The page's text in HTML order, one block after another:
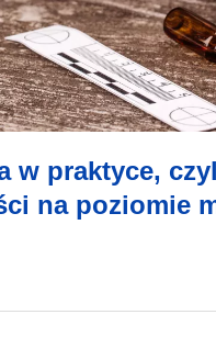
w praktyce,
na poziomie